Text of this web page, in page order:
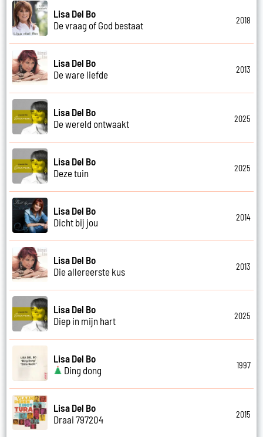
Lisa Del Bo
De vraag of God bestaat
2018
Lisa Del Bo
De ware liefde
2013
Lisa Del Bo
De wereld ontwaakt
2025
Lisa Del Bo
Deze tuin
2025
Lisa Del Bo
Dicht bij jou
2014
Lisa Del Bo
Die allereerste kus
2013
Lisa Del Bo
Diep in mijn hart
2025
Lisa Del Bo
Ding dong
1997
Lisa Del Bo
Draai 797204
2015